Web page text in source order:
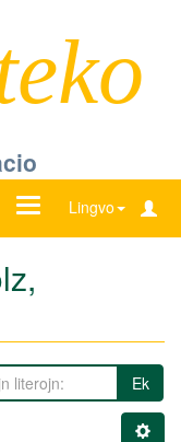
Lingvo
Ŝanĝu
Ek